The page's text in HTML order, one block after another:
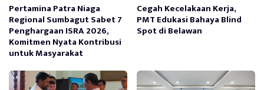
Pertamina Patra Niaga
Regional Sumbagut Sabet 7
Penghargaan ISRA 2026,
Komitmen Nyata Kontribusi
untuk Masyarakat
Cegah Kecelakaan Kerja,
PMT Edukasi Bahaya Blind
Spot di Belawan